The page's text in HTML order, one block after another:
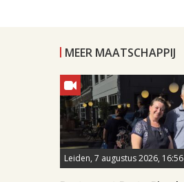
MEER MAATSCHAPPIJ
Leiden, 7 augustus 2026, 16:56